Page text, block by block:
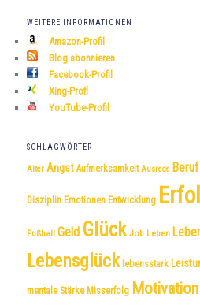
WEITERE INFORMATIONEN
Amazon-Profil
Blog abonnieren
Facebook-Profil
Xing-Profl
YouTube-Profil
SCHLAGWÖRTER
Alter Angst Aufmerksamkeit Ausrede Beruf
Disziplin Emotionen Entwicklung
Fußball Geld Glück Job Leben
Lebensglück lebensstark
mentale Stärke Misserfolg Motivation